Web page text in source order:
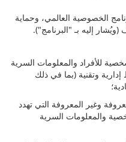
الخصوصية العالمي، وحماية
(ويُشار إليه بـ "البرنامج").
للأفراد والمعلومات السرية
إدارية وتقنية (بما في ذلك
وغير المعروفة التي تهدد
والمعلومات السرية